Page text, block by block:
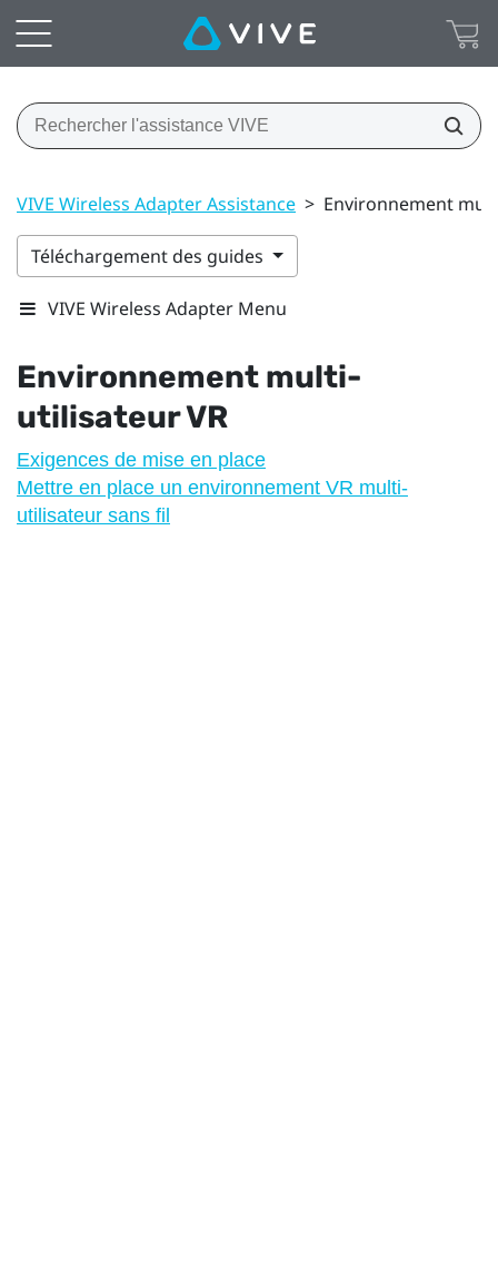
VIVE Wireless Adapter Assistance > Environnement
Téléchargement des guides
VIVE Wireless Adapter Menu
Environnement multi-
utilisateur VR
Exigences de mise en place
Mettre en place un environnement VR multi-
utilisateur sans fil